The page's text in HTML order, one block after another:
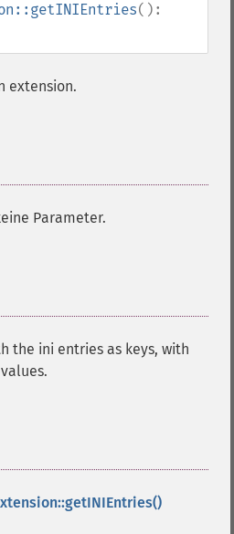
():
extension.
Parameter.
the ini entries as keys, with